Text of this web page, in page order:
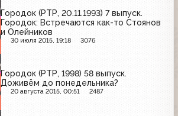
Городок (РТР, 20.11.1993) 7 выпуск.
Городок: Встречаются как-то Стоянов
и Олейников
30 июля 2015, 19:18 3076
Городок (РТР, 1998) 58 выпуск.
Доживём до понедельника?
20 августа 2015, 00:51 2487